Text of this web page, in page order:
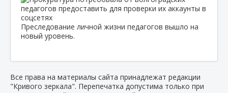
Преследование личной жизни педагогов вышло на
новый уровень.
Все права на материалы сайта принадлежат редакции
"Кривого зеркала". Перепечатка допустима только при